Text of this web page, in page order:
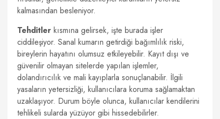
kalmasından besleniyor.
Tehditler kısmına gelirsek, işte burada işler
ciddileşiyor. Sanal kumarın getirdiği bağımlılık riski,
bireylerin hayatını olumsuz etkileyebilir. Kayıt dışı ve
güvenilir olmayan sitelerde yapılan işlemler,
dolandırıcılık ve mali kayıplarla sonuçlanabilir. İlgili
yasaların yetersizliği, kullanıcılara koruma sağlamaktan
uzaklaşıyor. Durum böyle olunca, kullanıcılar kendilerini
tehlikeli sularda yüzüyor gibi hissedebilirler.